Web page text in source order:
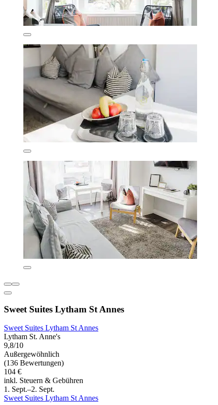
Sweet Suites Lytham St Annes
Sweet Suites Lytham St Annes
Lytham St. Anne's
9,8/10
Außergewöhnlich
(136 Bewertungen)
104 €
inkl. Steuern & Gebühren
1. Sept.–2. Sept.
Sweet Suites Lytham St Annes